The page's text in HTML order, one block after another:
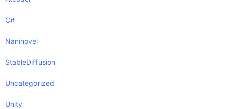
C#
Naninovel
StableDiffusion
Uncategorized
Unity